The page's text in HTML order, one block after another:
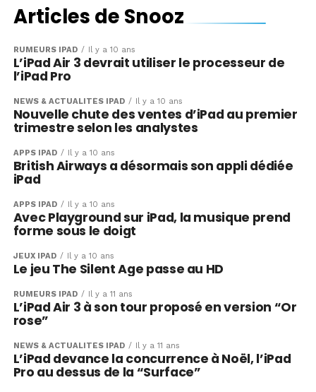
Articles de Snooz
RUMEURS IPAD Il y a 10 ans
L’iPad Air 3 devrait utiliser le processeur de
l’iPad Pro
NEWS & ACTUALITÉS IPAD Il y a 10 ans
Nouvelle chute des ventes d’iPad au premier
trimestre selon les analystes
APPS IPAD Il y a 10 ans
British Airways a désormais son appli dédiée
iPad
APPS IPAD Il y a 10 ans
Avec Playground sur iPad, la musique prend
forme sous le doigt
JEUX IPAD Il y a 10 ans
Le jeu The Silent Age passe au HD
RUMEURS IPAD Il y a 11 ans
L’iPad Air 3 à son tour proposé en version “Or
rose”
NEWS & ACTUALITÉS IPAD Il y a 11 ans
L’iPad devance la concurrence à Noël, l’iPad
Pro au dessus de la “Surface”